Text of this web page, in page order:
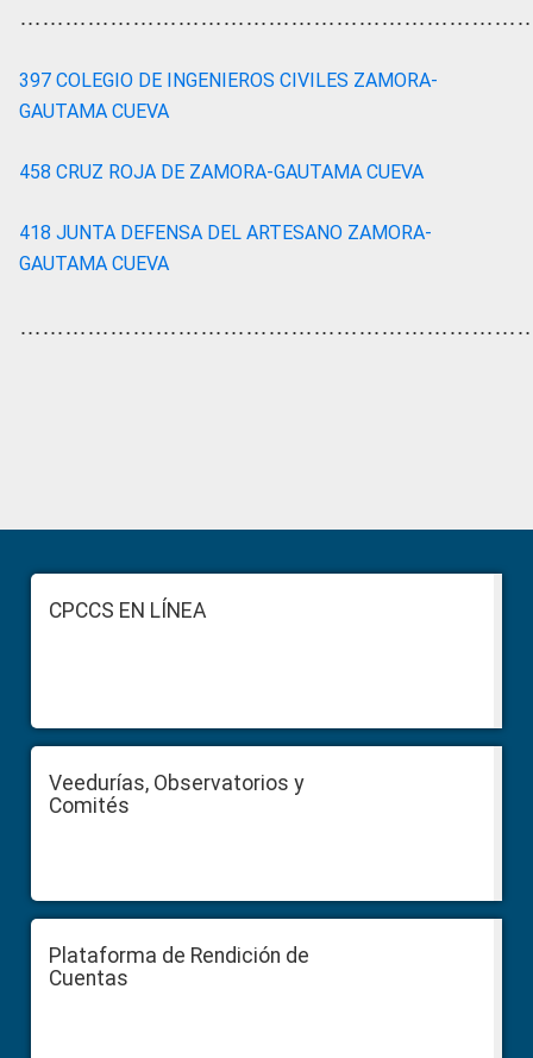
397 COLEGIO DE INGENIEROS CIVILES ZAMORA-
GAUTAMA CUEVA
458 CRUZ ROJA DE ZAMORA-GAUTAMA CUEVA
418 JUNTA DEFENSA DEL ARTESANO ZAMORA-
GAUTAMA CUEVA
Sidebar
FooterCPCCS EN LÍNEA
Veedurías, Observatorios y
Comités
Plataforma de Rendición de
Cuentas